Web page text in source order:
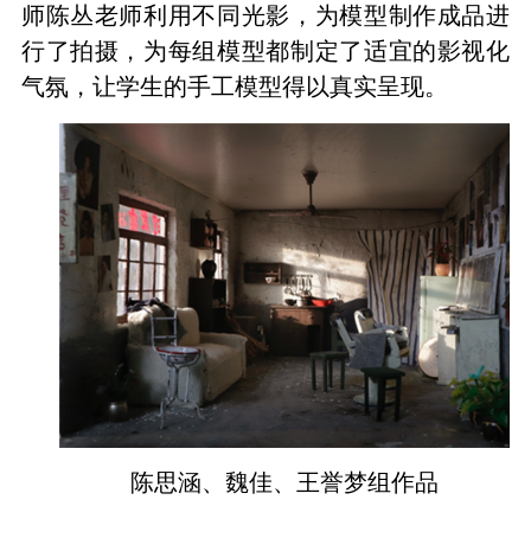
师陈丛老师利用不同光影，为模型制作成品进
行了拍摄，为每组模型都制定了适宜的影视化
气氛，让学生的手工模型得以真实呈现。
陈思涵、魏佳、王誉梦组作品